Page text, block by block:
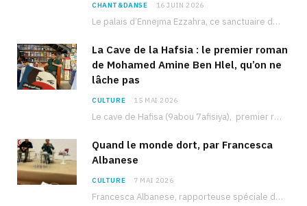
CHANT&DANSE 16 JUIN 2026
Le palais d’Ennejma Ezzahra, ce sanctuaire de la musique tunisienne et méditerranéenne construit par le…
La Cave de la Hafsia : le premier roman
de Mohamed Amine Ben Hlel, qu’on ne
lâche pas
CULTURE 15 MAI 2026
Le cave de Hafisa (9abou 7afisiya), premier roman du journaliste tunisien Mohamed Amine Ben Hlel,…
Quand le monde dort, par Francesca
Albanese
CULTURE 7 MAI 2026
Francesca Albanese, rapporteuse spéciale de l’ONU sur les territoires palestiniens occupés, était à Tunis pour…